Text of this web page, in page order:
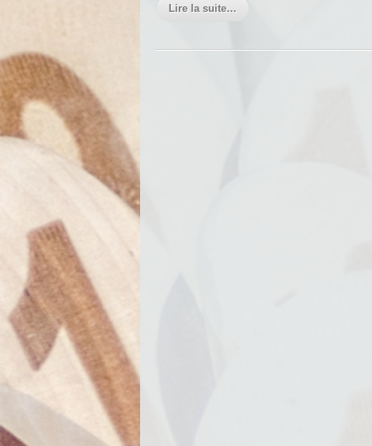
Lire la suite…